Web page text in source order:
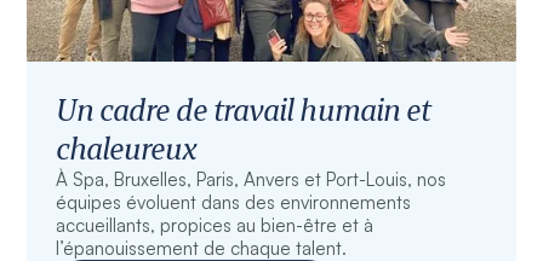
Un cadre de travail humain et
chaleureux
À Spa, Bruxelles, Paris, Anvers et Port-Louis, nos
équipes évoluent dans des environnements
accueillants, propices au bien-être et à
l’épanouissement de chaque talent.